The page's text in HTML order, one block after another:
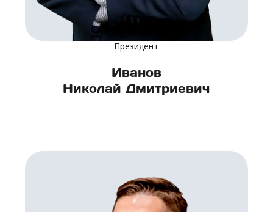
Президент
Иванов
Николай Дмитриевич